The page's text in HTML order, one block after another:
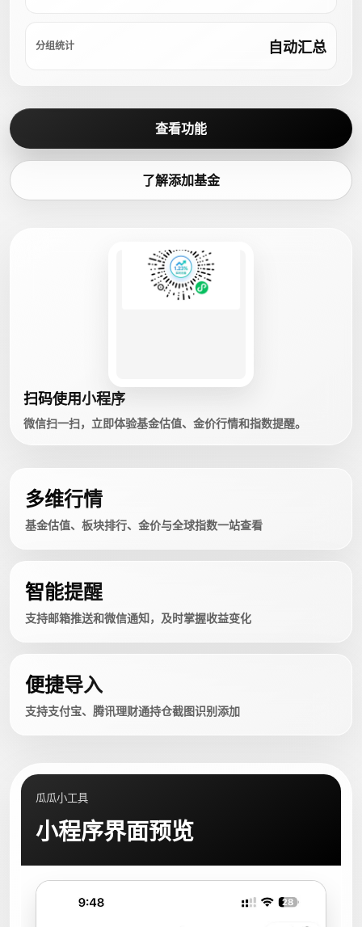
分组统计 自动汇总
查看功能
了解添加基金
扫码使用小程序
微信扫一扫，立即体验基金估值、金价行情和指数提醒。
多维行情
基金估值、板块排行、金价与全球指数一站查看
智能提醒
支持邮箱推送和微信通知，及时掌握收益变化
便捷导入
支持支付宝、腾讯理财通持仓截图识别添加
瓜瓜小工具
小程序界面预览